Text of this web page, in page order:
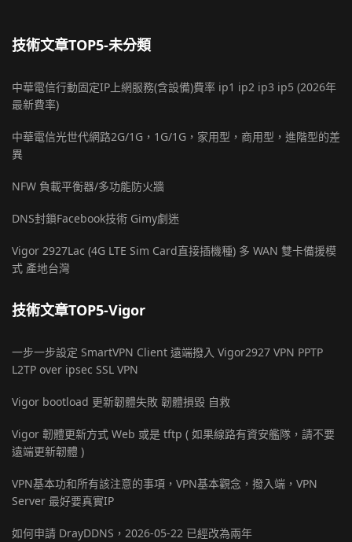
技術文章TOP5-未分類
中華電信行動固定IP上網服務(含設備)費率 ip1 ip2 ip3 ip5 (2026年
最新費率)
中華電信光世代網路2G/1G，1G/1G，家用型，商用型，進階型的差
異
NFW 負載平衡器/多功能防火牆
DNS封鎖Facebook技術 Gimy劇迷
Vigor 2927Lac (4G LTE Sim Card直接插機種) 多 WAN 雙卡備援模
式 產地台灣
技術文章TOP5-Vigor
一步一步設定 SmartVPN Client 遠端撥入 Vigor2927 VPN PPTP
L2TP over ipsec SSL VPN
Vigor bootload 更新韌體失敗 韌體損毀 自救
Vigor 韌體更新方式 Web 或是 tftp ( 如果線路有資安艦隊，請不要
遠端更新韌體 )
VPN基本功和所有該注意的事項，VPN基本觀念，撥入端，VPN
Server 最好要真實IP
如何申請 DrayDDNS，2026-05-22 已經改為兩年